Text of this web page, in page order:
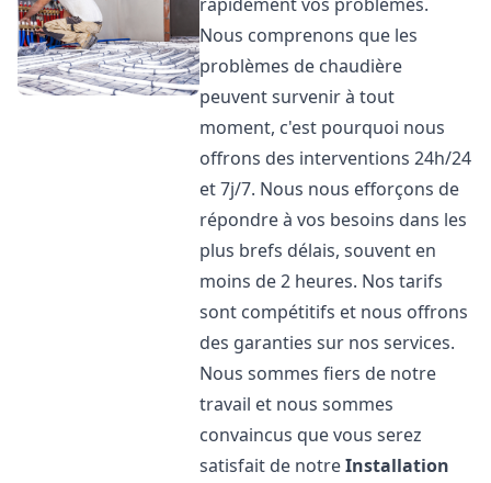
Nous comprenons que les
problèmes de chaudière
peuvent survenir à tout
moment, c'est pourquoi nous
offrons des interventions 24h/24
et 7j/7. Nous nous efforçons de
répondre à vos besoins dans les
plus brefs délais, souvent en
moins de 2 heures. Nos tarifs
sont compétitifs et nous offrons
des garanties sur nos services.
Nous sommes fiers de notre
travail et nous sommes
convaincus que vous serez
satisfait de notreInstallation